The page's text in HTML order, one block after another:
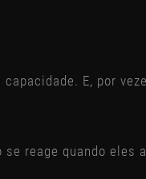
E, por
reage quando eles